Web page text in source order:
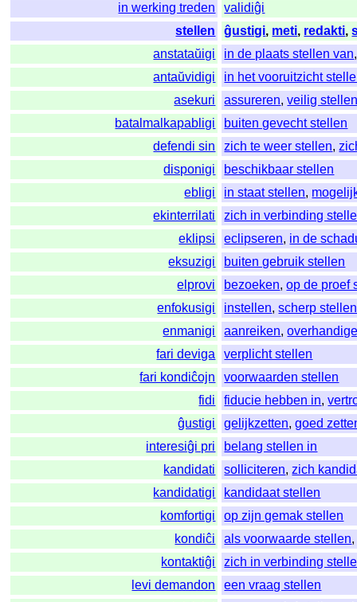
in werking treden
validiĝi
stellen
ĝustigi, meti, redakti,
anstataŭigi
in de plaats stellen van
antaŭvidigi
in het vooruitzicht
asekuri
assureren,veilig
batalmalkapabligi
buiten gevecht stellen
defendi sin
zich te weer stellen,
disponigi
beschikbaar stellen
ebligi
in staat stellen,
ekinterrilati
zich in verbinding
eklipsi
eclipseren, in de
eksuzigi
buiten gebruik stellen
elprovi
bezoeken,op de proef
enfokusigi
instellen,scherp stellen
enmanigi
aanreiken,
fari deviga
verplicht stellen
fari kondiĉojn
voorwaarden stellen
fidi
fiducie hebben in,
ĝustigi
gelijkzetten,goed
interesiĝi pri
belang stellen in
kandidati
solliciteren,zich
kandidatigi
kandidaat stellen
komfortigi
op zijn gemak stellen
kondiĉi
als voorwaarde stellen
kontaktiĝi
zich in verbinding
levi demandon
een vraag stellen